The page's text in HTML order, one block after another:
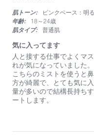
rating
肌トーン:
ピンクベース：明
年齢:
18～24歳
肌タイプ:
普通肌
気に入ってます
Review
by
on
29
Nov
2025
review
stating
気
に
入
っ
人と接する仕事でよくマ
れが気になっていました。
こちらのミストを使うと
方が綺麗で、とても気に入
量が多いので結構長持ち
ートします。